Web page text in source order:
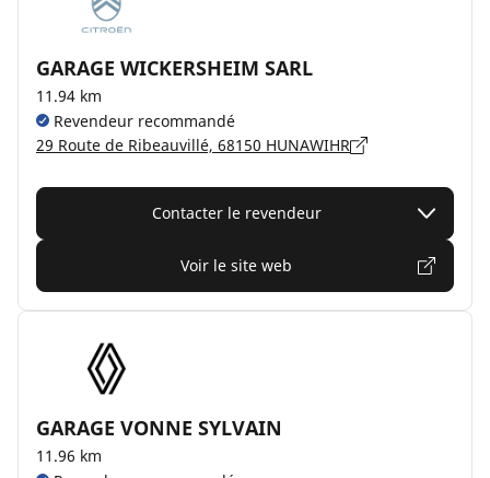
GARAGE WICKERSHEIM SARL
11.94 km
Revendeur recommandé
29 Route de Ribeauvillé, 68150 HUNAWIHR
Contacter le revendeur
Voir le site web
GARAGE VONNE SYLVAIN
11.96 km